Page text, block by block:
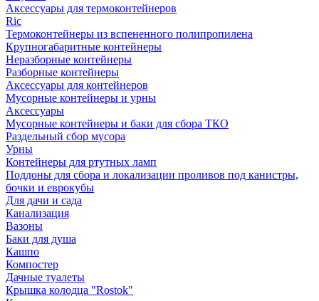
Аксессуары для термоконтейнеров
Ric
Термоконтейнеры из вспененного полипропилена
Крупногабаритные контейнеры
Неразборные контейнеры
Разборные контейнеры
Аксессуары для контейнеров
Мусорные контейнеры и урны
Аксессуары
Мусорные контейнеры и баки для сбора ТКО
Раздельный сбор мусора
Урны
Контейнеры для ртутных ламп
Поддоны для сбора и локализации проливов под канистры,
бочки и еврокубы
Для дачи и сада
Канализация
Вазоны
Баки для душа
Кашпо
Компостер
Дачные туалеты
Крышка колодца "Rostok"